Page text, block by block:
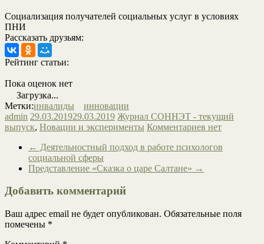
Социализация получателей социальных услуг в условиях
ПНИ
Рассказать друзьям:
Рейтинг статьи:
Пока оценок нет
Загрузка...
Метки:инвалиды
инновации
admin 29.03.201929.03.2019 Журнал СОННЭТ - текущий
выпуск, Новации и эксперименты Комментариев нет
← Деятельностный подход в работе психологов
социальной сферы
Представление «Сказка о царе Салтане» →
Добавить комментарий
Ваш адрес email не будет опубликован. Обязательные поля
помечены *